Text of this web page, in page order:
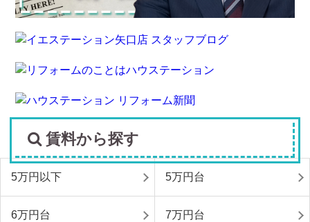
賃料から探す
5万円以下 5万円台
6万円台 7万円台